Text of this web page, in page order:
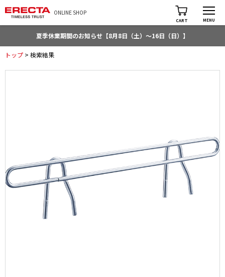
ONLINE SHOP
CART MENU
夏季休業期間のお知らせ【8月8日（土）～16日（日）】
トップ > 検索結果